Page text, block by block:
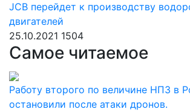
JCB перейдет к производству
двигателей
25.10.2021 1504
Самое читаемое
Работу второго по величине НПЗ в
остановили после атаки дронов.